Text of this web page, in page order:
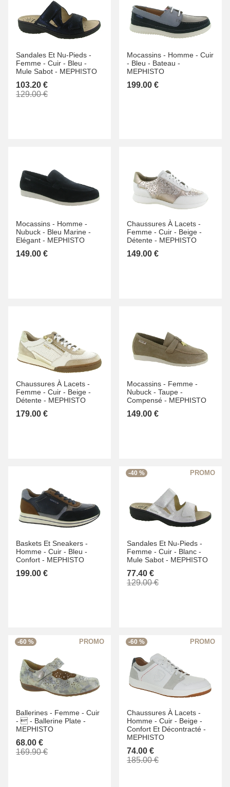
Sandales Et Nu-Pieds -
Femme - Cuir - Bleu -
Mule Sabot - MEPHISTO
103.20 €
129.00 €
Mocassins - Homme - Cuir
- Bleu - Bateau -
MEPHISTO
199.00 €
Mocassins - Homme -
Nubuck - Bleu Marine -
Elégant - MEPHISTO
149.00 €
Chaussures À Lacets -
Femme - Cuir - Beige -
Détente - MEPHISTO
149.00 €
Chaussures À Lacets -
Femme - Cuir - Beige -
Détente - MEPHISTO
179.00 €
Mocassins - Femme -
Nubuck - Taupe -
Compensé - MEPHISTO
149.00 €
Baskets Et Sneakers -
Homme - Cuir - Bleu -
Confort - MEPHISTO
199.00 €
-40 %
Sandales Et Nu-Pieds -
Femme - Cuir - Blanc -
Mule Sabot - MEPHISTO
77.40 €
129.00 €
-60 %
Ballerines - Femme - Cuir
-  - Ballerine Plate -
MEPHISTO
68.00 €
169.90 €
-60 %
Chaussures À Lacets -
Homme - Cuir - Beige -
Confort Et Décontracté -
MEPHISTO
74.00 €
185.00 €